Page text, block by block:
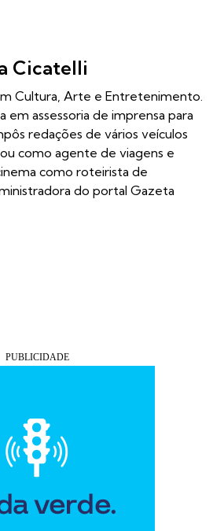
Cicatelli
Cultura, Arte e Entretenimento.
em assessoria de imprensa para
redações de vários veículos
como agente de viagens e
como roteirista de
do portal Gazeta